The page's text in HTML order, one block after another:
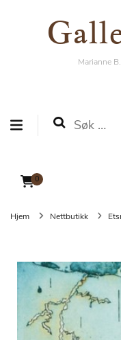
Søk
Marianne
0
Galleri Gudem
Marianne B. Gudem,
Hjem Nettbutikk